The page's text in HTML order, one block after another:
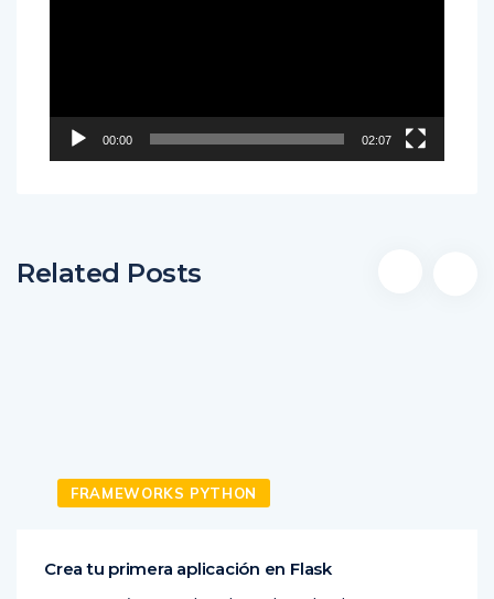
00:00 02:07
Related Posts
FRAMEWORKS PYTHON
Crea tu primera aplicación en Flask